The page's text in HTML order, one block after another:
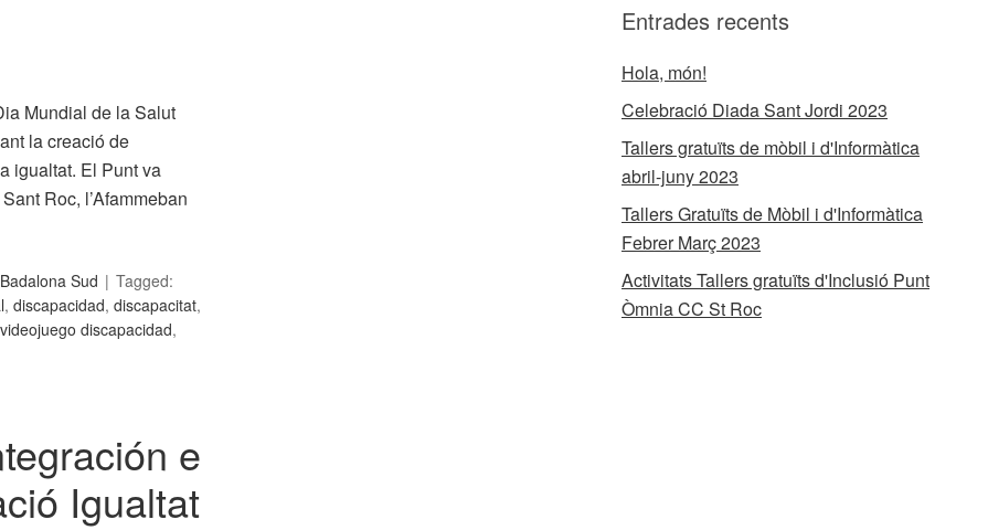
Mundial de la Salut
la creació de
igualtat. El Punt va
Roc, l’Afammeban
Sud
Tagged:
, discapacidad, discapacitat,
videojuego discapacidad,
e
Igualtat
Entrades recents
Hola, món!
Celebració Diada Sant Jordi 2023
Tallers gratuïts de mòbil i d'Informàtica
abril-juny 2023
Tallers Gratuïts de Mòbil i d'Informàtica
Febrer Març 2023
Activitats Tallers gratuïts d'Inclusió Punt
Òmnia CC St Roc